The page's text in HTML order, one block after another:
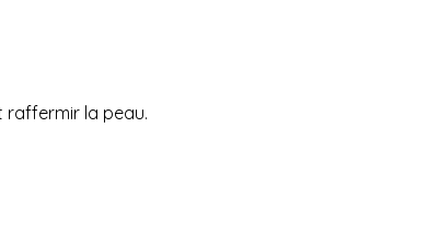
raffermir la peau.